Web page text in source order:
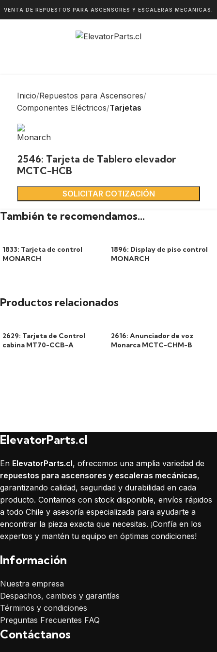
VENTA DE REPUESTOS PARA ASCENSORES Y ESCALERAS MECÁNICAS.
Inicio Repuestos para Ascensores
Componentes Eléctricos Tarjetas
2546: Tarjeta de Tablero elevador
MCTC-HCB
SOLICITAR COTIZACIÓN
También te recomendamos…
1833: Tarjeta de control
MONARCH
1896: Display de piso control
MONARCH
Productos relacionados
2629: Tarjeta de Control
cabina MT70-CCB-A
2616: Anunciador de voz
Monarca MCTC-CHM-B
ElevatorParts.cl
En ElevatorParts.cl, ofrecemos una amplia variedad de
repuestos para ascensores y escaleras mecánicas,
garantizando calidad, seguridad y durabilidad en cada
producto. Contamos con stock disponible, envíos rápidos
a todo Chile y asesoría especializada para ayudarte a
encontrar la pieza exacta que necesitas. ¡Confía en los
expertos y mantén tu equipo en óptimas condiciones!
Información
Nuestra empresa
Despachos, cambios y garantías
Términos y condiciones
Preguntas Frecuentes FAQ
Contáctanos